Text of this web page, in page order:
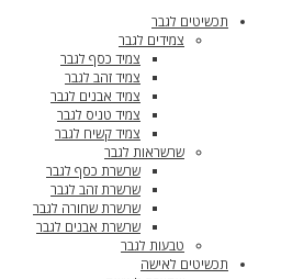
תכשיטים לגבר
צמידים לגבר
צמיד כסף לגבר
צמיד זהב לגבר
צמיד אבנים לגבר
צמיד טניס לגבר
צמיד קשיח לגבר
שרשראות לגבר
שרשרת כסף לגבר
שרשרת זהב לגבר
שרשרת שחורה לגבר
שרשרת אבנים לגבר
טבעות לגבר
תכשיטים לאישה